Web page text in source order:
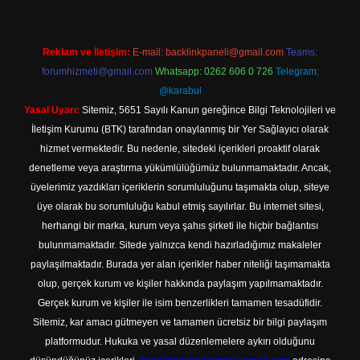
Reklam ve İletişim: E-mail: backlinkpaneli@gmail.com Teams:
forumhizmeti@gmail.com Whatsapp: 0262 606 0 726 Telegram:
@karabul
Yasal Uyarı: Sitemiz, 5651 Sayılı Kanun gereğince Bilgi Teknolojileri ve
İletişim Kurumu (BTK) tarafından onaylanmış bir Yer Sağlayıcı olarak
hizmet vermektedir. Bu nedenle, sitedeki içerikleri proaktif olarak
denetleme veya araştırma yükümlülüğümüz bulunmamaktadır. Ancak,
üyelerimiz yazdıkları içeriklerin sorumluluğunu taşımakta olup, siteye
üye olarak bu sorumluluğu kabul etmiş sayılırlar. Bu internet sitesi,
herhangi bir marka, kurum veya şahıs şirketi ile hiçbir bağlantısı
bulunmamaktadır. Sitede yalnızca kendi hazırladığımız makaleler
paylaşılmaktadır. Burada yer alan içerikler haber niteliği taşımamakta
olup, gerçek kurum ve kişiler hakkında paylaşım yapılmamaktadır.
Gerçek kurum ve kişiler ile isim benzerlikleri tamamen tesadüfidir.
Sitemiz, kar amacı gütmeyen ve tamamen ücretsiz bir bilgi paylaşım
platformudur. Hukuka ve yasal düzenlemelere aykırı olduğunu